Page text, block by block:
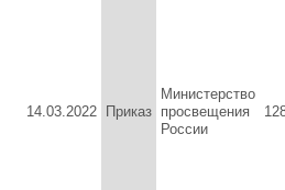
14.03.2022 Приказ
Министерство
просвещения
России